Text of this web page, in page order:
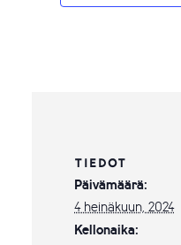
TIEDOT
Päivämäärä:
4 heinäkuun, 2024
Kellonaika: